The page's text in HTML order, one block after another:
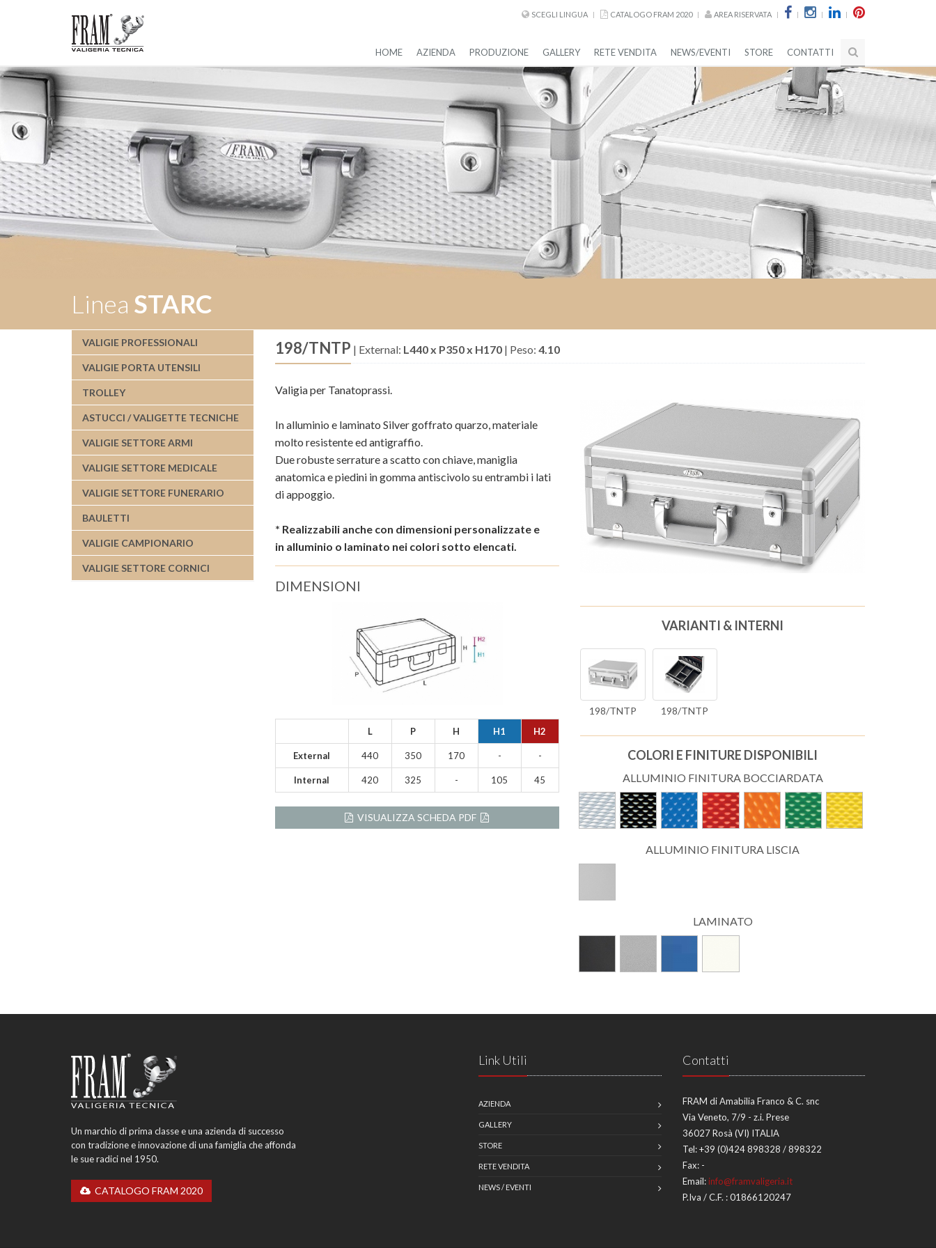
SCEGLI LINGUA CATALOGO FRAM 2020 AREA RISERVATA
HOME AZIENDA PRODUZIONE GALLERY RETE VENDITA NEWS/EVENTI STORE CONTATTI
Linea STARC
VALIGIE PROFESSIONALI
VALIGIE PORTA UTENSILI
TROLLEY
ASTUCCI / VALIGETTE TECNICHE
VALIGIE SETTORE ARMI
VALIGIE SETTORE MEDICALE
VALIGIE SETTORE FUNERARIO
BAULETTI
VALIGIE CAMPIONARIO
VALIGIE SETTORE CORNICI
198/TNTP | External: L440 x P350 x H170 | Peso: 4.10
Valigia per Tanatoprassi.
In alluminio e laminato Silver goffrato quarzo, materiale
molto resistente ed antigraffio.
Due robuste serrature a scatto con chiave, maniglia
anatomica e piedini in gomma antiscivolo su entrambi i lati
di appoggio.
* Realizzabili anche con dimensioni personalizzate e
in alluminio o laminato nei colori sotto elencati.
DIMENSIONI
L P H H1 H2
External 440 350 170 - -
Internal 420 325 - 105 45
VISUALIZZA SCHEDA PDF
VARIANTI & INTERNI
198/TNTP 198/TNTP
COLORI E FINITURE DISPONIBILI
ALLUMINIO FINITURA BOCCIARDATA
ALLUMINIO FINITURA LISCIA
LAMINATO
Un marchio di prima classe e una azienda di successo
con tradizione e innovazione di una famiglia che affonda
le sue radici nel 1950.
CATALOGO FRAM 2020
Link Utili
AZIENDA
GALLERY
STORE
RETE VENDITA
NEWS / EVENTI
Contatti
FRAM di Amabilia Franco & C. snc
Via Veneto, 7/9 - z.i. Prese
36027 Rosà (VI) ITALIA
Tel:+39 (0)424 898328 / 898322
Fax: -
Email:info@framvaligeria.it
P.Iva / C.F. : 01866120247